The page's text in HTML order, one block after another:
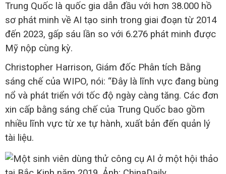
Trung Quốc là quốc gia dẫn đầu với hơn 38.000 hồ
sơ phát minh về AI tạo sinh trong giai đoạn từ 2014
đến 2023, gấp sáu lần so với 6.276 phát minh được
Mỹ nộp cùng kỳ.
Christopher Harrison, Giám đốc Phân tích Bằng
sáng chế của WIPO, nói: “Đây là lĩnh vực đang bùng
nổ và phát triển với tốc độ ngày càng tăng. Các đơn
xin cấp bằng sáng chế của Trung Quốc bao gồm
nhiều lĩnh vực từ xe tự hành, xuất bản đến quản lý
tài liệu.